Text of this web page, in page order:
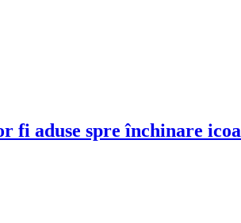
aduse spre închinare